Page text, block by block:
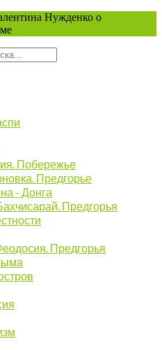
Нужденко о
Побережье
Предгорье
- Донга
Предгорья
Предгорья